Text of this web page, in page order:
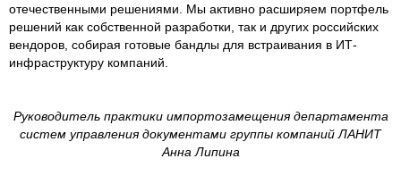
отечественными решениями. Мы активно расширяем портфель
решений как собственной разработки, так и других российских
вендоров, собирая готовые бандлы для встраивания в ИТ-
инфраструктуру компаний.
Руководитель практики импортозамещения департамента
систем управления документами группы компаний ЛАНИТ
Анна Липина